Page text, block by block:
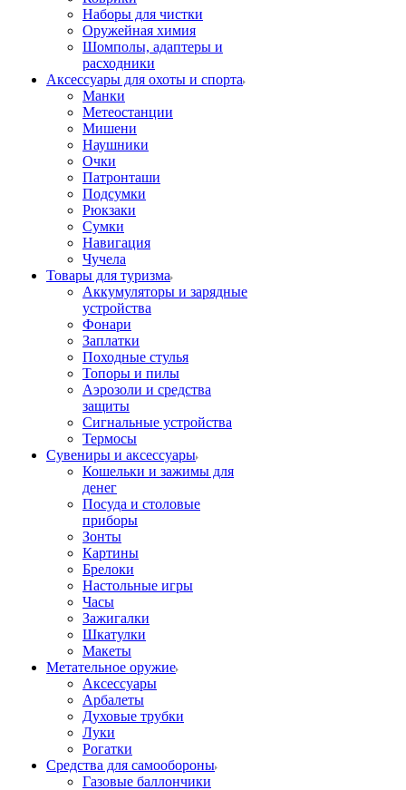
Наборы для чистки
Оружейная химия
Шомполы, адаптеры и
расходники
Аксессуары для охоты и спорта
Манки
Метеостанции
Мишени
Наушники
Очки
Патронташи
Подсумки
Рюкзаки
Сумки
Навигация
Чучела
Товары для туризма
Аккумуляторы и зарядные
устройства
Фонари
Заплатки
Походные стулья
Топоры и пилы
Аэрозоли и средства
защиты
Сигнальные устройства
Термосы
Сувениры и аксессуары
Кошельки и зажимы для
денег
Посуда и столовые
приборы
Зонты
Картины
Брелоки
Настольные игры
Часы
Зажигалки
Шкатулки
Макеты
Метательное оружие
Аксессуары
Арбалеты
Духовые трубки
Луки
Рогатки
Средства для самообороны
Газовые баллончики